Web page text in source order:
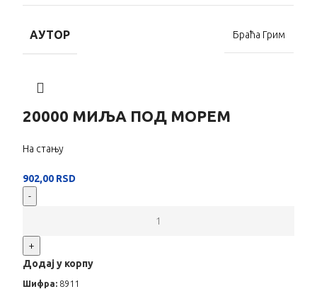
АУТОР Браћа Грим
20000 МИЉА ПОД МОРЕМ
На стању
902,00 RSD
-
+
Додај у корпу
Шифра: 8911